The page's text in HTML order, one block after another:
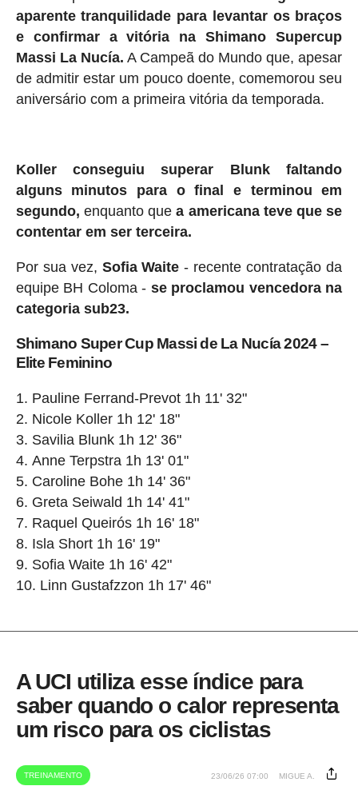
aparente tranquilidade para levantar os braços
e confirmar a vitória na Shimano Supercup
Massi La Nucía. A Campeã do Mundo que, apesar
de admitir estar um pouco doente, comemorou seu
aniversário com a primeira vitória da temporada.
Koller conseguiu superar Blunk
faltando
alguns minutos para o final e terminou em
segundo, enquanto que a americana teve que se
contentar em ser terceira.
Por sua vez, Sofia Waite - recente contratação da
equipe BH Coloma - se proclamou vencedora na
categoria sub23.
Shimano Super Cup Massi de La Nucía 2024 –
Elite Feminino
Pauline Ferrand-Prevot 1h 11' 32"
Nicole Koller 1h 12' 18"
Savilia Blunk 1h 12' 36"
Anne Terpstra 1h 13' 01"
Caroline Bohe 1h 14' 36"
Greta Seiwald 1h 14' 41"
Raquel Queirós 1h 16' 18"
Isla Short 1h 16' 19"
Sofia Waite 1h 16' 42"
Linn Gustafzzon 1h 17' 46"
A UCI utiliza esse índice para
saber quando o calor representa
um risco para os ciclistas
TREINAMENTO 23/06/26 07:00 MIGUE A.